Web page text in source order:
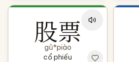
股票
gǔ*piào
cổ phiếu